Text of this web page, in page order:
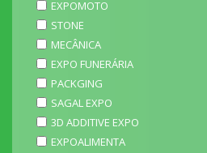
EXPOMOTO
STONE
MECÂNICA
EXPO FUNERÁRIA
PACKGING
SAGAL EXPO
3D ADDITIVE EXPO
EXPOALIMENTA